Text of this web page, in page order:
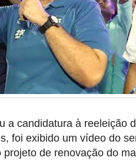
a candidatura à reeleição
foi exibido um vídeo do
de renovação do